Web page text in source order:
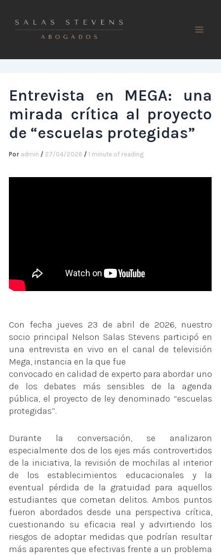
contenido
Entrevista en MEGA: una
mirada crítica al proyecto
de “escuelas protegidas”
Por admin / 27/04/2026 /1 minute of reading
Con fecha jueves 23 de abril de 2026, nuestro
socio principal Nelson Salas Stevens participó en
una entrevista en vivo en el canal de televisión
Mega, instancia en la que fue
convocado en calidad de experto para abordar uno
de los debates más sensibles de la agenda
pública, el proyecto de ley denominado “escuelas
protegidas”.
Durante la conversación, se analizaron
especialmente dos de los ejes más controvertidos
de la iniciativa, la revisión de mochilas al interior
de los establecimientos educacionales y la
eventual pérdida de la gratuidad para aquellos
estudiantes que cometan delitos. Ambos puntos
fueron abordados desde una perspectiva crítica,
cuestionando su eficacia real y advirtiendo los
riesgos de adoptar medidas que podrían resultar
más aparentes que efectivas frente a un problema